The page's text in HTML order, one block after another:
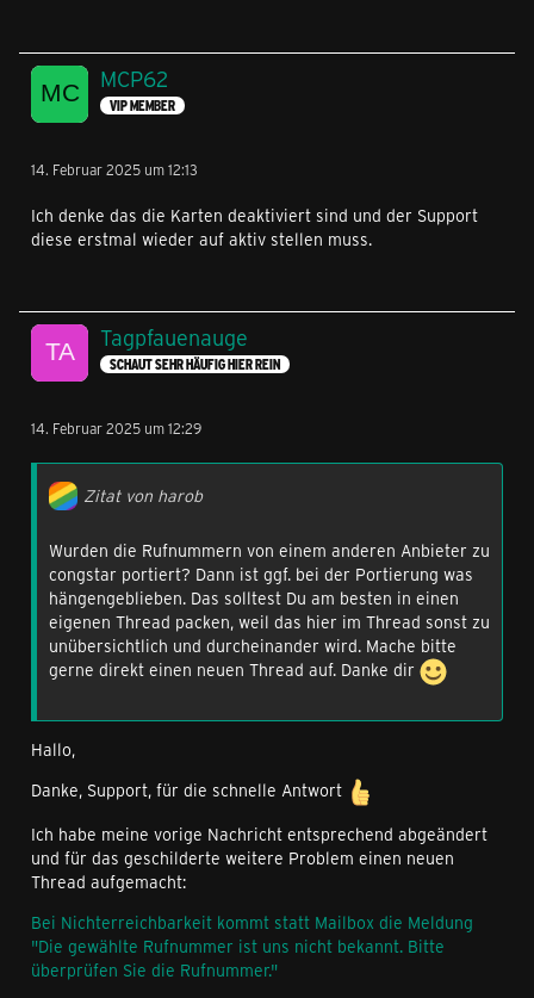
MCP62
VIP MEMBER
14. Februar 2025 um 12:13
Ich denke das die Karten deaktiviert sind und der Support
diese erstmal wieder auf aktiv stellen muss.
Tagpfauenauge
SCHAUT SEHR HÄUFIG HIER REIN
14. Februar 2025 um 12:29
Zitat von harob
Wurden die Rufnummern von einem anderen Anbieter zu
congstar portiert? Dann ist ggf. bei der Portierung was
hängengeblieben. Das solltest Du am besten in einen
eigenen Thread packen, weil das hier im Thread sonst zu
unübersichtlich und durcheinander wird. Mache bitte
gerne direkt einen neuen Thread auf. Danke dir
Hallo,
Danke, Support, für die schnelle Antwort
Ich habe meine vorige Nachricht entsprechend abgeändert
und für das geschilderte weitere Problem einen neuen
Thread aufgemacht:
Bei Nichterreichbarkeit kommt statt Mailbox die Meldung
"Die gewählte Rufnummer ist uns nicht bekannt. Bitte
überprüfen Sie die Rufnummer."